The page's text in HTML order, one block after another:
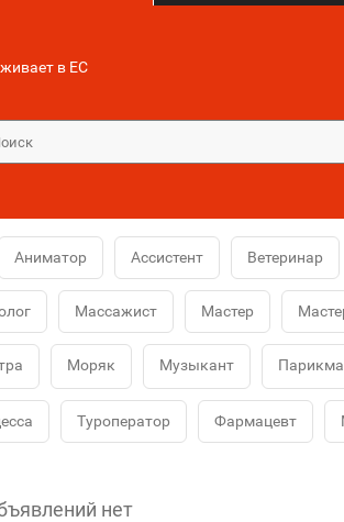
в ЕС
Аниматор Ассистент Ветеринар
Массажист Мастер
Моряк Музыкант
Туроператор Фармацевт
нет